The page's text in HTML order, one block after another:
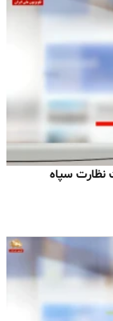
سپاه